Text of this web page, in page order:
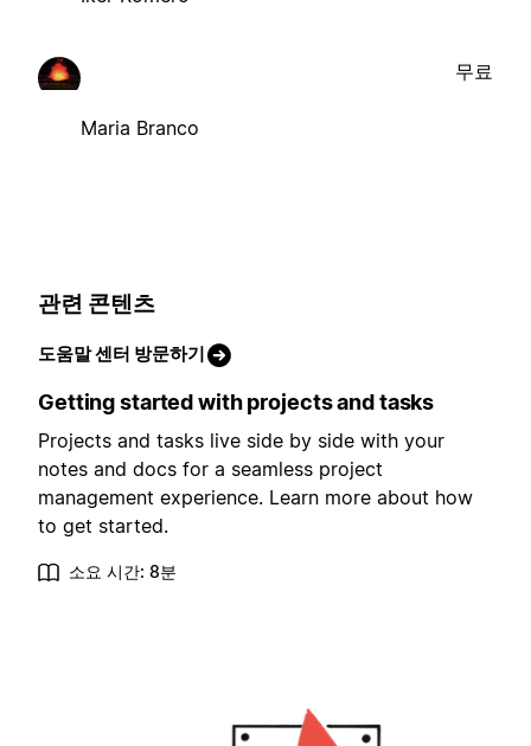
Maria Branco
무료
관련 콘텐츠
도움말 센터 방문하기
Getting started with projects and tasks
Projects and tasks live side by side with your
notes and docs for a seamless project
management experience. Learn more about how
to get started.
소요 시간: 8분